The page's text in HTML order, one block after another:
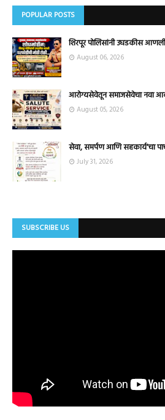
POPULAR POSTS
शिरपूर पोलिसांनी उघडकीस आणली
August 06, 2026
आरोग्यसेवेतून समाजसेवेचा नवा
August 05, 2026
सेवा, समर्पण आणि सहकार्य'चा पाच
July 31, 2026
SUBSCRIBE US